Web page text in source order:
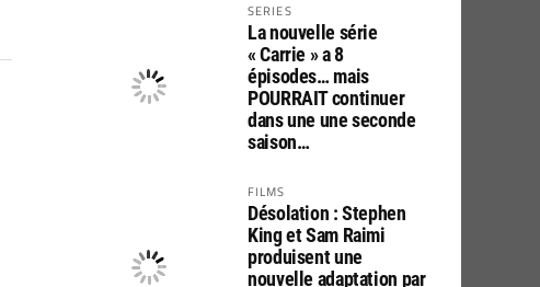
SERIES
La nouvelle série
« Carrie » a 8
épisodes… mais
POURRAIT continuer
dans une une seconde
saison…
FILMS
Désolation : Stephen
King et Sam Raimi
produisent une
nouvelle adaptation par